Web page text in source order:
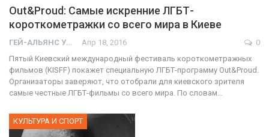
Out&Proud: Самые искренние ЛГБТ-
короткометражки со всего мира в Киеве
ГЕЙ-АЛЬЯНС УКРАИНА Апр 18, 2016
0
Пятый Киевский международный фестиваль короткометражных
фильмов (KISFF) покажет специальную ЛГБТ-программу Out&Proud.
Организаторы заверяют, что отобрали для киевского зрителя
самые честные ЛГБТ-фильмы со всего мира. По словам…
КУЛЬТУРА И СПОРТ